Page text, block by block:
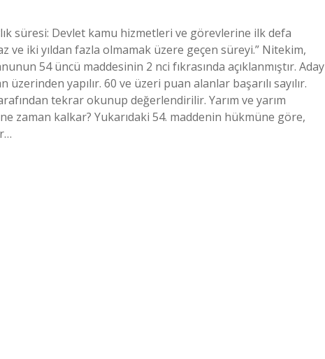
süresi: Devlet kamu hizmetleri ve görevlerine ilk defa
iki yıldan fazla olmamak üzere geçen süreyi.” Nitekim,
54 üncü maddesinin 2 nci fıkrasında açıklanmıştır. Aday
yapılır. 60 ve üzeri puan alanlar başarılı sayılır.
tekrar okunup değerlendirilir. Yarım ve yarım
zaman kalkar? Yukarıdaki 54. maddenin hükmüne göre,